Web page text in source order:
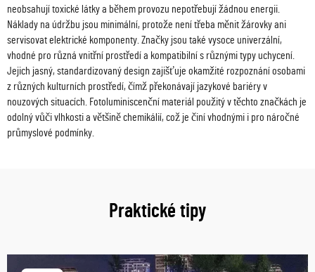
neobsahují toxické látky a během provozu nepotřebují žádnou energii.
Náklady na údržbu jsou minimální, protože není třeba měnit žárovky ani
servisovat elektrické komponenty. Značky jsou také vysoce univerzální,
vhodné pro různá vnitřní prostředí a kompatibilní s různými typy uchycení.
Jejich jasný, standardizovaný design zajišťuje okamžité rozpoznání osobami
z různých kulturních prostředí, čímž překonávají jazykové bariéry v
nouzových situacích. Fotoluminiscenční materiál použitý v těchto značkách je
odolný vůči vlhkosti a většině chemikálií, což je činí vhodnými i pro náročné
průmyslové podmínky.
Praktické tipy